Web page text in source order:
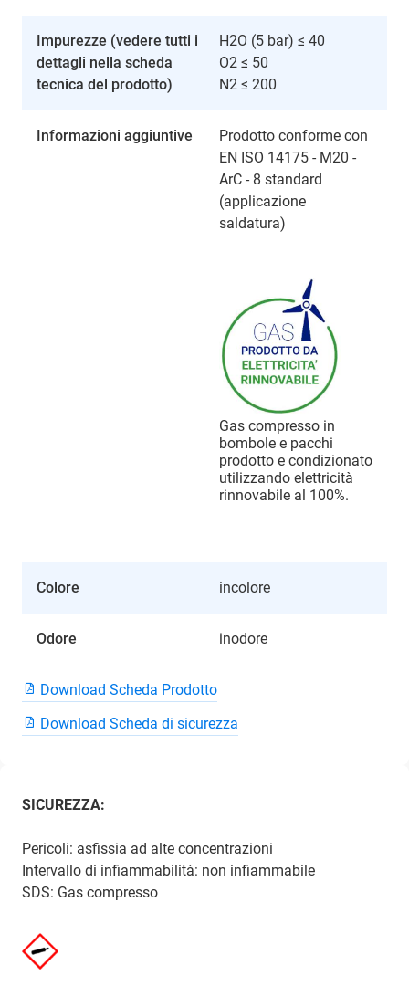
Impurezze (vedere tutti i
dettagli nella scheda
tecnica del prodotto)
H2O (5 bar) ≤ 40
O2 ≤ 50
N2 ≤ 200
Informazioni aggiuntive
Prodotto conforme con
EN ISO 14175 - M20 -
ArC - 8 standard
(applicazione
saldatura)
Gas compresso in
bombole e pacchi
prodotto e condizionato
utilizzando elettricità
rinnovabile al 100%.
Colore incolore
Odore inodore
Download Scheda Prodotto
Download Scheda di sicurezza
SICUREZZA:
Pericoli: asfissia ad alte concentrazioni
Intervallo di infiammabilità: non infiammabile
SDS: Gas compresso